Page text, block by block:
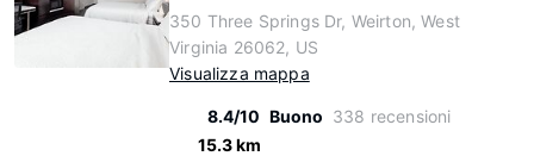
350 Three Springs Dr, Weirton, West
Virginia 26062, US
Visualizza mappa
8.4/10 Buono 338 recensioni
15.3 km